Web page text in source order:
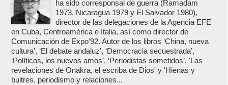
ha sido corresponsal de guerra (Ramadam
1973, Nicaragua 1979 y El Salvador 1980),
director de las delegaciones de la Agencia EFE
en Cuba, Centroamérica e Italia, así como director de
Comunicación de Expo’92. Autor de los libros ‘China, nueva
cultura’, ‘El debate andaluz’, ‘Democracia secuestrada’,
‘Políticos, los nuevos amos’, ‘Periodistas sometidos’, 'Las
revelaciones de Onakra, el escriba de Dios' y 'Hienas y
buitres, periodismo y relaciones...